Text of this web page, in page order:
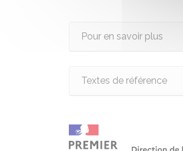
Pour en savoir plus
Textes de référence